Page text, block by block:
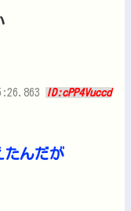
ID:cPP4Vuccd
たんだが